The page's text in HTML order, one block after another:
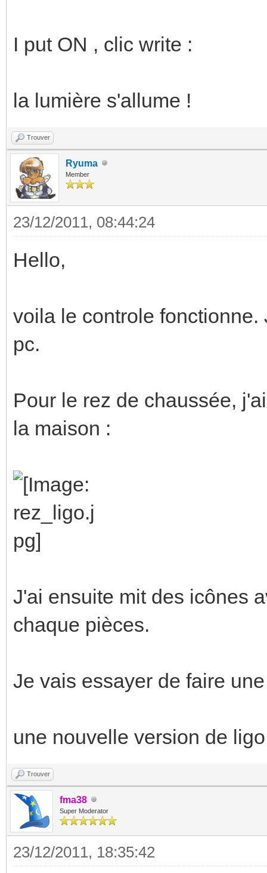
I put ON , clic write :
la lumière s'allume !
Trouver
Ryuma
Member
23/12/2011, 08:44:24
Hello,
voila le controle
pc.
Pour le rez de chaussée,
la maison :
J'ai ensuite mit des icônes
chaque pièces.
Je vais essayer de faire
une nouvelle version de
Trouver
fma38
Super Moderator
23/12/2011, 18:35:42